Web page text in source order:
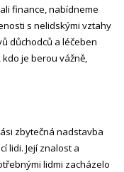
finance, nabídneme
s nelidskými vztahy
důchodců a léčeben
je berou vážně,
zbytečná nadstavba
lidi. Její znalost a
lidmi zacházelo